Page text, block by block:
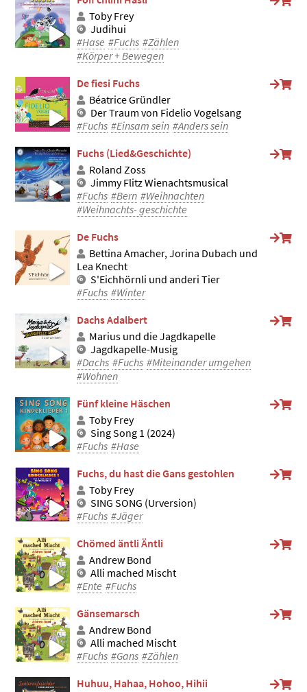
Toby Frey
Judihui
#Hase #Fuchs #Zählen
#Körper + Bewegen
De fiesi Fuchs
Béatrice Gründler
Der Traum von Fidelio Vogelsang
#Fuchs #Einsam sein #Anders sein
Fuchs (Lied&Geschichte)
Roland Zoss
Jimmy Flitz Wienachtsmusical
#Fuchs #Bern #Weihnachten
#Weihnachts- geschichte
De Fuchs
Bettina Amacher, Jorina Dubach und
Lea Knecht
S'Eichhörnli und anderi Tier
#Fuchs #Winter
Dachs Adalbert
Marius und die Jagdkapelle
Jagdkapelle-Musig
#Dachs #Fuchs #Miteinander umgehen
#Wohnen
Fünf kleine Häschen
Toby Frey
Sing Song 1 (2024)
#Fuchs #Hase
Fuchs, du hast die Gans gestohlen
Toby Frey
SING SONG (Urversion)
#Fuchs #Jäger
Chömed äntli Äntli
Andrew Bond
Alli mached Mischt
#Ente #Fuchs
Gänsemarsch
Andrew Bond
Alli mached Mischt
#Fuchs #Gans #Zählen
Huhuu, Hahaa, Hohoo, Hihii